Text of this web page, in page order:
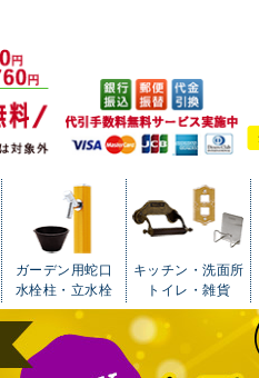
ガーデン用蛇口
水栓柱・立水栓
キッチン・洗面所
トイレ・雑貨